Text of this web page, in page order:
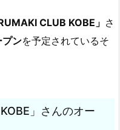
CLUB KOBE」 さ
プンを予定されているそ
」さんのオー